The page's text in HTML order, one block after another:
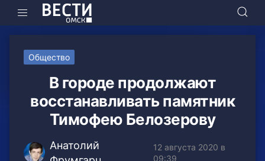
Общество
В городе продолжают
восстанавливать памятник
Тимофею Белозерову
Анатолий
12 августа 2020 в
09:39